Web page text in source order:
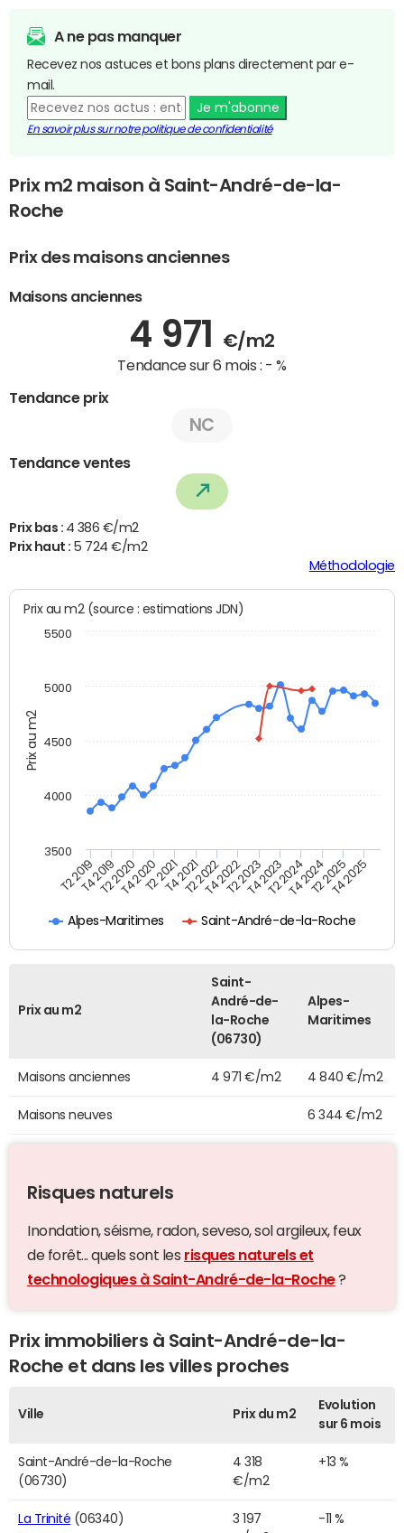
A ne pas manquer
Recevez nos astuces et bons plans directement par e-
mail.
Je m'abonne
En savoir plus sur notre politique de confidentialité
Prix m2 maison à Saint-André-de-la-
Roche
Prix des maisons anciennes
Maisons anciennes
4 971 €/m2
Tendance sur 6 mois : - %
Tendance prix
NC
Tendance ventes
Prix bas : 4 386 €/m2
Prix haut : 5 724 €/m2
Méthodologie
Prix au m2
Prix au m2 (source : estimations JDN)
Alpes-Maritimes Saint-André-de-la-Roche
T2 2019T4 2019T2 2020T4 2020T2 2021T4 2021T2 2022T4 2022T2 2023T4 2023T2 2024T4 2024T2 2025T4 2025
4000
4500
5000
3500
5500
Prix au m2
Saint-
André-de-
la-Roche
(06730)
Alpes-
Maritimes
Maisons anciennes 4 971 €/m2 4 840 €/m2
Maisons neuves 6 344 €/m2
Risques naturels
Inondation, séisme, radon, seveso, sol argileux, feux
de forêt... quels sont les risques naturels et
technologiques à Saint-André-de-la-Roche?
Prix immobiliers à Saint-André-de-la-
Roche et dans les villes proches
Ville Prix du m2
Evolution
sur 6 mois
Saint-André-de-la-Roche
(06730)
4 318
€/m2
+13 %
La Trinité (06340)
3 197
-11 %